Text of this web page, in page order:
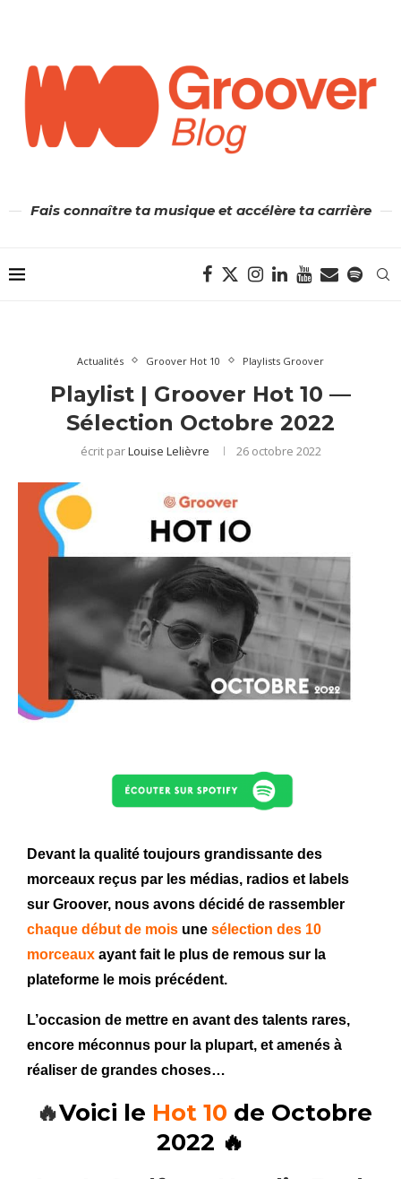
Fais connaître ta musique et accélère ta carrière
Actualités Groover Hot 10 Playlists Groover
Playlist | Groover Hot 10 —
Sélection Octobre 2022
écrit parLouise Lelièvre 26 octobre 2022
Devant la qualité toujours grandissante des
morceaux reçus par les médias, radios et labels
sur Groover, nous avons décidé de rassembler
chaque début de mois une sélection des 10
morceaux ayant fait le plus de remous sur la
plateforme le mois précédent.
L’occasion de mettre en avant des talents rares,
encore méconnus pour la plupart, et amenés à
réaliser de grandes choses…
🔥Voici le Hot 10 de Octobre
2022 🔥